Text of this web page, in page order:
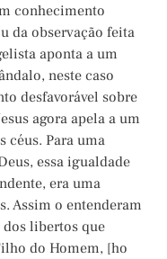
conhecimento
da observação feita
aponta a um
neste caso
desfavorável sobre
agora apela a um
céus. Para uma
essa igualdade
era uma
Assim o entenderam
dos libertos que
do Homem, [ho